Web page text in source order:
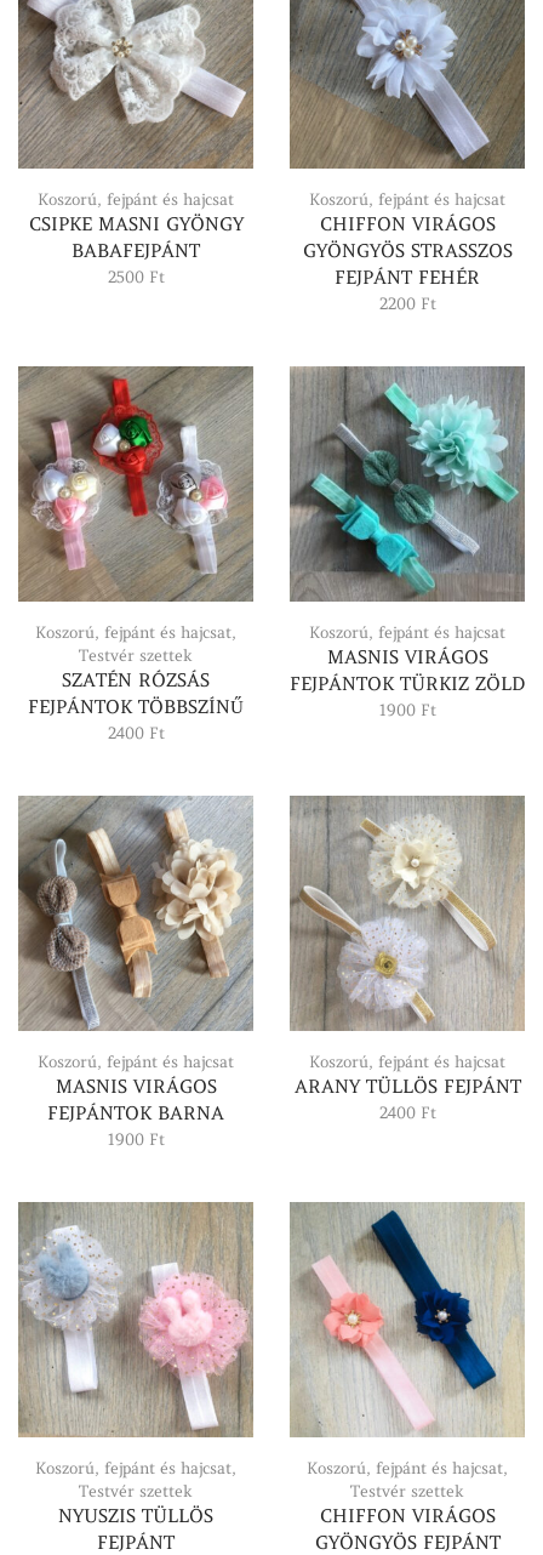
Koszorú, fejpánt és hajcsat
CSIPKE MASNI GYÖNGY
BABAFEJPÁNT
2500 Ft
Koszorú, fejpánt és hajcsat
CHIFFON VIRÁGOS
GYÖNGYÖS STRASSZOS
FEJPÁNT FEHÉR
2200 Ft
Koszorú, fejpánt és hajcsat,
Testvér szettek
SZATÉN RÓZSÁS
FEJPÁNTOK TÖBBSZÍNŰ
2400 Ft
Koszorú, fejpánt és hajcsat
MASNIS VIRÁGOS
FEJPÁNTOK TÜRKIZ ZÖLD
1900 Ft
Koszorú, fejpánt és hajcsat
MASNIS VIRÁGOS
FEJPÁNTOK BARNA
1900 Ft
Koszorú, fejpánt és hajcsat
ARANY TÜLLÖS FEJPÁNT
2400 Ft
Koszorú, fejpánt és hajcsat,
Testvér szettek
NYUSZIS TÜLLÖS
FEJPÁNT
Koszorú, fejpánt és hajcsat,
Testvér szettek
CHIFFON VIRÁGOS
GYÖNGYÖS FEJPÁNT